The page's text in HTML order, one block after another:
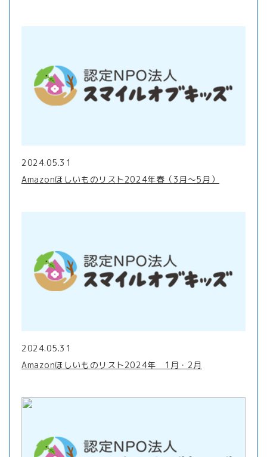
2024.05.31
Amazonほしいものリスト2024年春（3月〜5月）
2024.05.31
Amazonほしいものリスト2024年 1月・2月